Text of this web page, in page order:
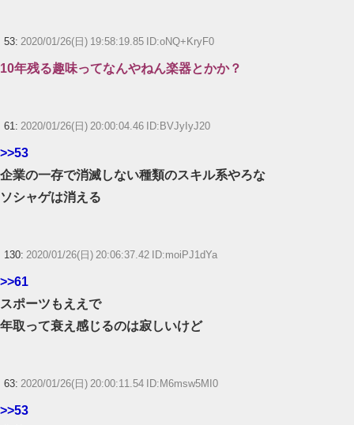
53: 2020/01/26(日) 19:58:19.85 ID:oNQ+KryF0
10年残る趣味ってなんやねん楽器とかか？
61: 2020/01/26(日) 20:00:04.46 ID:BVJyIyJ20
>>53
企業の一存で消滅しない種類のスキル系やろな
ソシャゲは消える
130: 2020/01/26(日) 20:06:37.42 ID:moiPJ1dYa
>>61
スポーツもええで
年取って衰え感じるのは寂しいけど
63: 2020/01/26(日) 20:00:11.54 ID:M6msw5MI0
>>53